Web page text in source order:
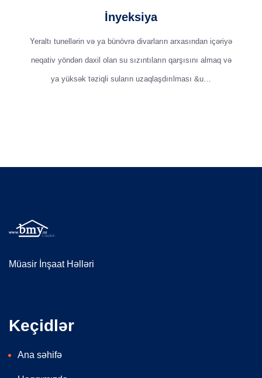
İnyeksiya
Yeraltı tunellərin və ya bünövrə divarların arxasından içəriyə
neqativ yöndən daxil olan su sızıntıların qarşısını almaq və
ya yüksək təziqli suların uzaqlaşdırılması &u…
Müasir İnşaat Həlləri
Keçidlər
Ana səhifə